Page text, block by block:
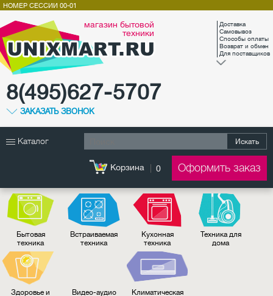
магазин бытовой
техники
8(495)627-5707
ЗАКАЗАТЬ ЗВОНОК
Доставка
Самовывоз
Способы оплаты
Возврат и обмен
Для поставщиков
НОМЕР СЕССИИ 00-01
Каталог Искать
Корзина 0 Оформить заказ
Бытовая
техника
Встраиваемая
техника
Кухонная
техника
Техника для
дома
Здоровье и
Видео-аудио
Климатическая